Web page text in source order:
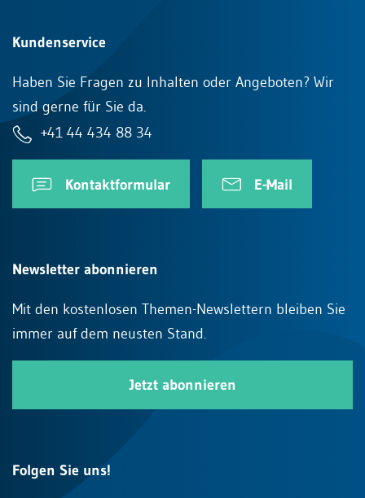
Kundenservice
Haben Sie Fragen zu Inhalten oder Angeboten? Wir
sind gerne für Sie da.
+41 44 434 88 34
Kontaktformular E-Mail
Newsletter abonnieren
Mit den kostenlosen Themen-Newslettern bleiben Sie
immer auf dem neusten Stand.
Jetzt abonnieren
Folgen Sie uns!